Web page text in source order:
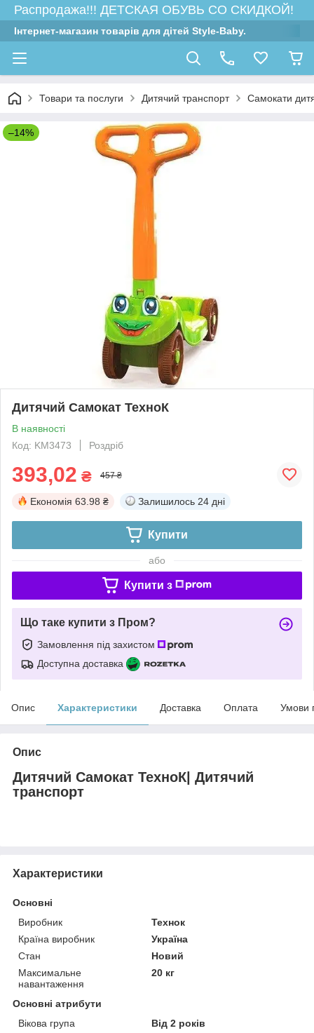
Распродажа!!! ДЕТСКАЯ ОБУВЬ СО СКИДКОЙ!
Інтернет-магазин товарів для дітей Style-Baby.
Товари та послуги Дитячий транспорт Самокати
–14%
Дитячий Самокат ТехноК
В наявності
Код: KM3473
Роздріб
393,02 ₴ 457 ₴
Економія 63.98 ₴ Залишилось 24 дні
Купити
або
Купити з
Що таке купити з Пром?
Замовлення під захистом
Доступна доставка
Опис Характеристики Доставка Оплата Умови
Опис
Дитячий Самокат ТехноК| Дитячий
транспорт
Характеристики
Основні
Виробник
Технок
Країна виробник
Україна
Стан
Новий
Максимальне
навантаження
20 кг
Основні атрибути
Вікова група
Від 2 років